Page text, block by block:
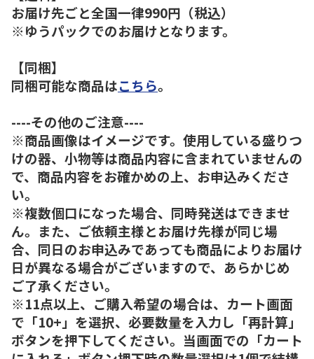
お届け先ごと全国一律990円（税込）
※ゆうパックでのお届けとなります。
【同梱】
同梱可能な商品はこちら。
----その他のご注意----
※商品画像はイメージです。使用している盛りつ
けの器、小物等は商品内容に含まれていませんの
で、商品内容をお確かめの上、お申込みくださ
い。
※複数個口になった場合、同時発送はできませ
ん。また、ご依頼主様とお届け先様が同じ場
合、同日のお申込みであっても商品によりお届け
日が異なる場合がございますので、あらかじめ
ご了承ください。
※11点以上、ご購入希望の場合は、カート画面
で「10+」を選択、必要数量を入力し「再計算」
ボタンを押下してください。当画面での「カート